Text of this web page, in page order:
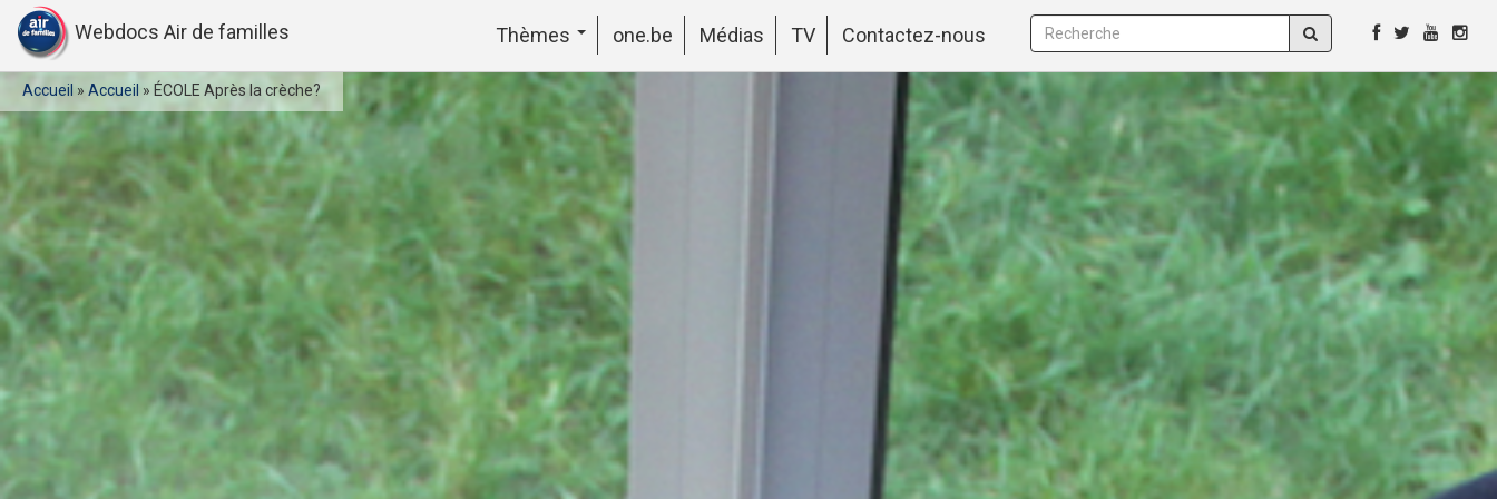
Webdocs Air de familles Thèmes one.be Médias TV Contactez-nous
Accueil » Accueil » ÉCOLE Après la crèche?